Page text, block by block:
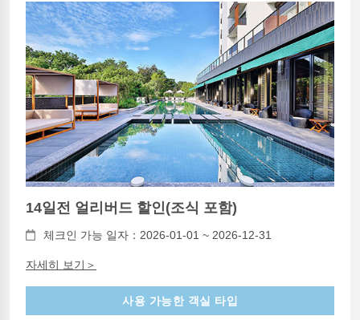
14일전 얼리버드 할인(조식 포함)
체크인 가능 일자：2026-01-01 ~ 2026-12-31
자세히 보기＞
사용 가능한 객실 타입